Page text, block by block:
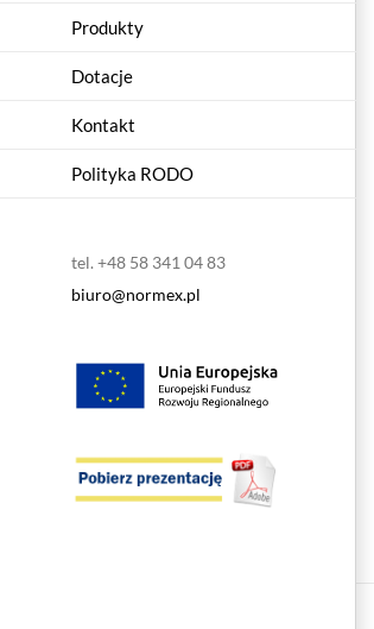
Produkty
Dotacje
Kontakt
Polityka RODO
tel. +48 58 341 04 83
biuro@normex.pl